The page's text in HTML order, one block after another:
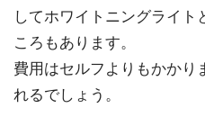
してホワイトニングライト
ころもあります。
費用はセルフよりもかかり
れるでしょう。